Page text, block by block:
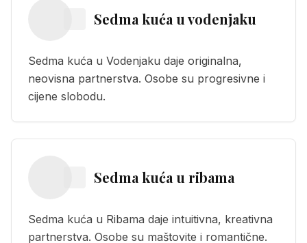
Sedma kuća u vodenjaku
Sedma kuća u Vodenjaku daje originalna,
neovisna partnerstva. Osobe su progresivne i
cijene slobodu.
Sedma kuća u ribama
Sedma kuća u Ribama daje intuitivna, kreativna
partnerstva. Osobe su maštovite i romantične.